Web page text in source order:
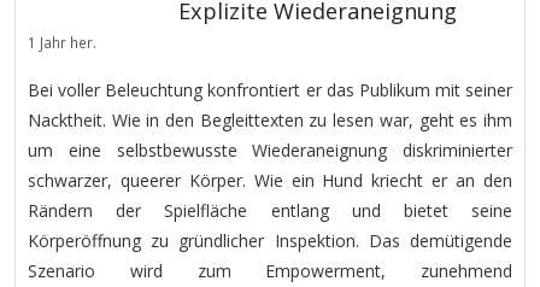
Explizite Wiederaneignung
1 Jahr her.
Bei voller Beleuchtung konfrontiert er das Publikum mit seiner
Nacktheit. Wie in den Begleittexten zu lesen war, geht es ihm
um eine selbstbewusste Wiederaneignung diskriminierter
schwarzer, queerer Körper. Wie ein Hund kriecht er an den
Rändern der Spielfläche entlang und bietet seine
Körperöffnung zu gründlicher Inspektion. Das demütigende
Szenario wird zum Empowerment, zunehmend